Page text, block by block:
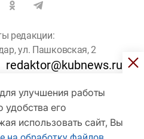
улучшения работы
удобства его
использовать сайт, Вы
редакции:
ул. Пашковская, 2
redaktor@kubnews.ru
старше 16 лет
Новости, 2017
Федеральной